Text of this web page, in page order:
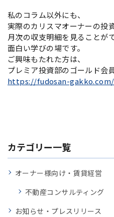
私のコラム以外にも、
実際のカリスマオーナーの投
月次の収支明細を見ることが
面白い学びの場です。
ご興味もたれた方は、
プレミア投資部のゴールド会
https://fudosan-
カテゴリー一覧
オーナー様向け・賃貸経営
不動産コンサルティング
お知らせ・プレスリリース